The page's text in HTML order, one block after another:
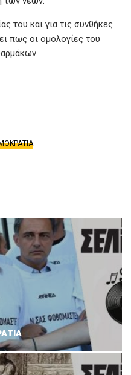
του και για τις συνθήκες
πως οι ομολογίες του